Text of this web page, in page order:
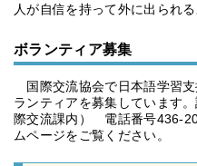
人が自信を持って外に出られ
ボランティア募集
国際交流協会で日本語学習
ランティアを募集しています
際交流課内） 電話番号436-
ムページをご覧ください。